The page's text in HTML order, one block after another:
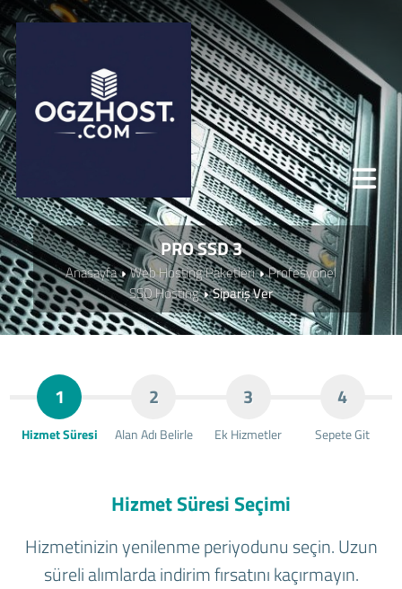
PRO SSD 3
Anasayfa Web Hosting Paketleri
Profesyonel
SSD Hosting
Sipariş Ver
1
Hizmet Süresi
2
Alan Adı Belirle
3
Ek Hizmetler
4
Sepete Git
Hizmet Süresi Seçimi
Hizmetinizin yenilenme periyodunu seçin. Uzun
süreli alımlarda indirim fırsatını kaçırmayın.